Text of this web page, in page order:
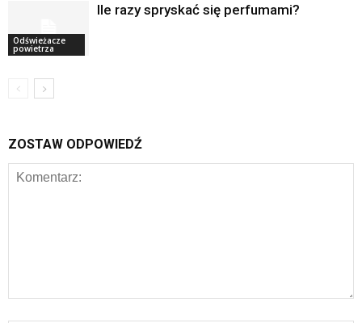
Odświeżacze
powietrza
Ile razy spryskać się perfumami?
ZOSTAW ODPOWIEDŹ